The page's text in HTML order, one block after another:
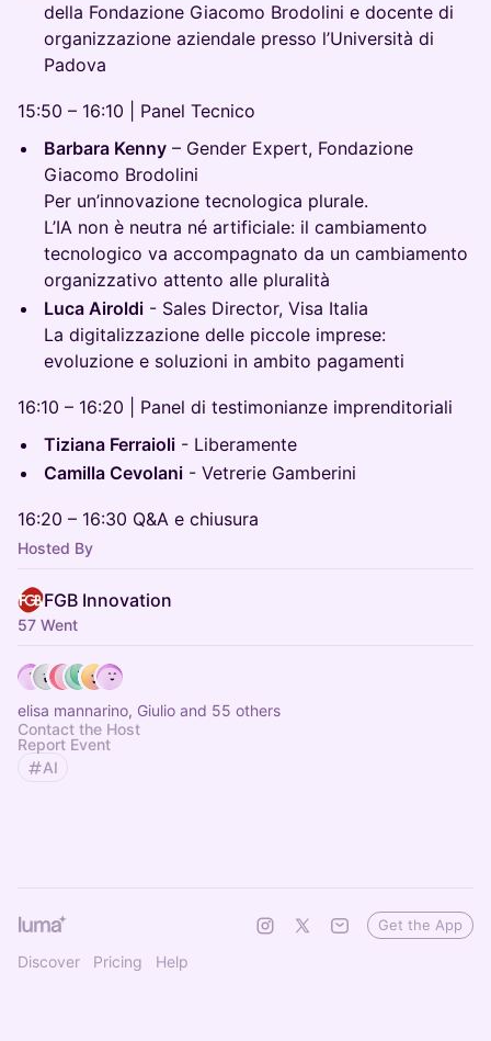
della Fondazione Giacomo Brodolini e docente di
organizzazione aziendale presso l’Università di
Padova
15:50 – 16:10 | Panel Tecnico
Barbara Kenny – Gender Expert, Fondazione
Giacomo Brodolini
Per un’innovazione tecnologica plurale.
L’IA non è neutra né artificiale: il cambiamento
tecnologico va accompagnato da un cambiamento
organizzativo attento alle pluralità
Luca Airoldi - Sales Director, Visa Italia
La digitalizzazione delle piccole imprese:
evoluzione e soluzioni in ambito pagamenti
16:10 – 16:20 | Panel di testimonianze imprenditoriali
Tiziana Ferraioli - Liberamente
Camilla Cevolani - Vetrerie Gamberini
16:20 – 16:30 Q&A e chiusura
Hosted By
FGB Innovation
57 Went
elisa mannarino, Giulio and 55 others
Contact the Host
Report Event
AI
Discover Pricing Help
Get the App